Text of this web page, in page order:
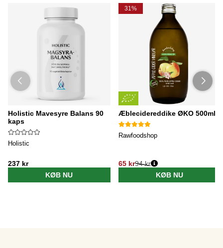
Holistic Mavesyre Balans 90
kaps
Holistic
237 kr
KØB NU
31%
Æblecidereddike ØKO 500ml
Rawfoodshop
65 kr94 kr
KØB NU